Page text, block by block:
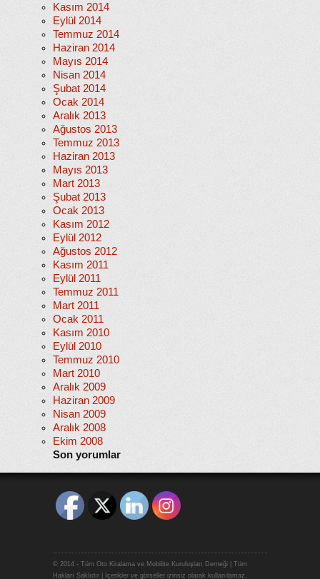
Kasım 2014
Eylül 2014
Temmuz 2014
Haziran 2014
Mayıs 2014
Nisan 2014
Şubat 2014
Ocak 2014
Aralık 2013
Ağustos 2013
Temmuz 2013
Haziran 2013
Mayıs 2013
Mart 2013
Şubat 2013
Ocak 2013
Kasım 2012
Eylül 2012
Ağustos 2012
Kasım 2011
Eylül 2011
Temmuz 2011
Mart 2011
Ocak 2011
Kasım 2010
Eylül 2010
Temmuz 2010
Mart 2010
Aralık 2009
Haziran 2009
Nisan 2009
Aralık 2008
Ekim 2008
Son yorumlar
© 2014 - Tüm Oto Kiralama ve Mobilite Kuruluşları Derneği | Tüm
Hakları Saklıdır | İçerikler ve görseller izinsiz olarak kullanılamaz.